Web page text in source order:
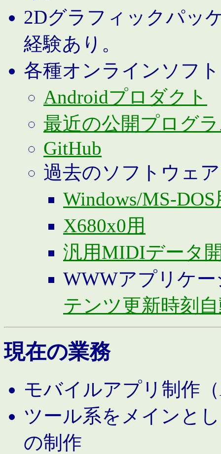
2Dグラフィックパッ
経験あり。
各種オンラインソフ
Androidプロダクト
最近の公開プログ
GitHub
過去のソフトウェア
Windows/MS-DOS
X680x0用
汎用MIDIデータ
WWWアプリケ
テンツ更新時刻
現在の業務
モバイルアプリ制作
ツール系をメインと
の制作